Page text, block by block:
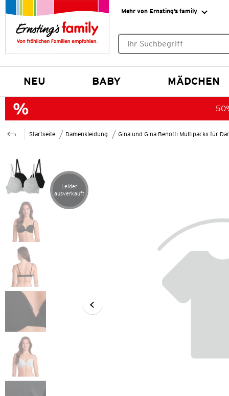
Mehr von Ernsting’s family
NEU BABY MÄDCHEN
Startseite Damenkleidung Gina und Gina Benotti Multipacks für
Artikel leider ausverkauft
Leider
ausverkauft